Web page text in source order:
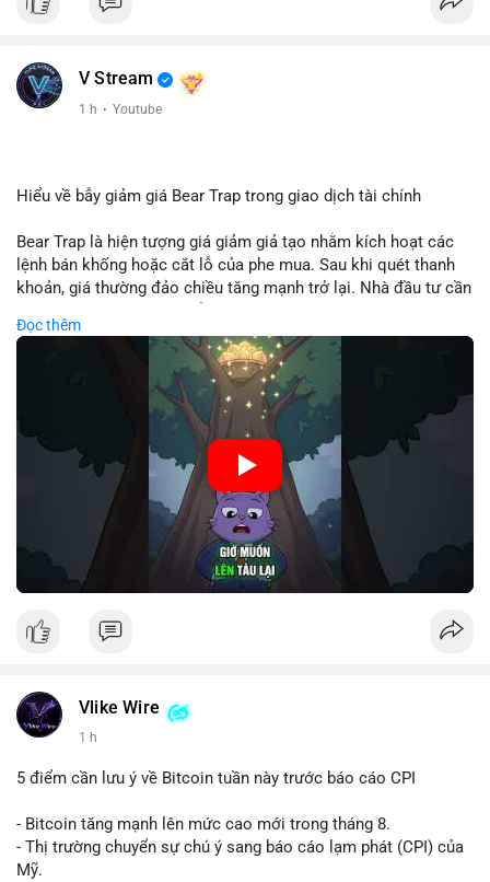
V Stream
1 h · Youtube
Hiểu về bẫy giảm giá Bear Trap trong giao dịch tài chính
Bear Trap là hiện tượng giá giảm giả tạo nhằm kích hoạt các
lệnh bán khống hoặc cắt lỗ của phe mua. Sau khi quét thanh
khoản, giá thường đảo chiều tăng mạnh trở lại. Nhà đầu tư cần
hóa điểm vào lệnh.
🎥 Xem video trực tiếp tại:
Nguồn: Cú Thông Thái
Đọc thêm
Vlike Wire
1 h
5 điểm cần lưu ý về Bitcoin tuần này trước báo cáo CPI
- Bitcoin tăng mạnh lên mức cao mới trong tháng 8.
- Thị trường chuyển sự chú ý sang báo cáo lạm phát (CPI) của
Mỹ.